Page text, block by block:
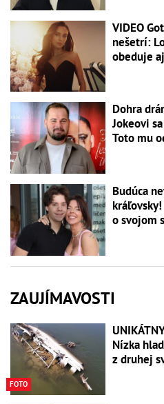
VIDEO
nešetrí:
obeduje
Dohra
Jokeovi
Toto mu
Budúca
o svojom
ZAUJÍMAVOSTI
FOTO
Nízka
z druhej